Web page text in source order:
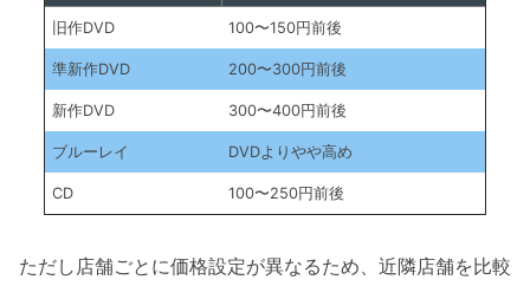
旧作DVD 100〜150円前後
準新作DVD 200〜300円前後
新作DVD 300〜400円前後
ブルーレイ DVDよりやや高め
CD 100〜250円前後
ただし店舗ごとに価格設定が異なるため、近隣店舗を比較